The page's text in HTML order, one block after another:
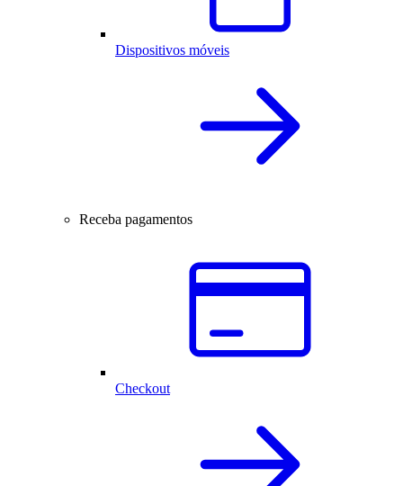
Dispositivos móveis
Receba pagamentos
Checkout